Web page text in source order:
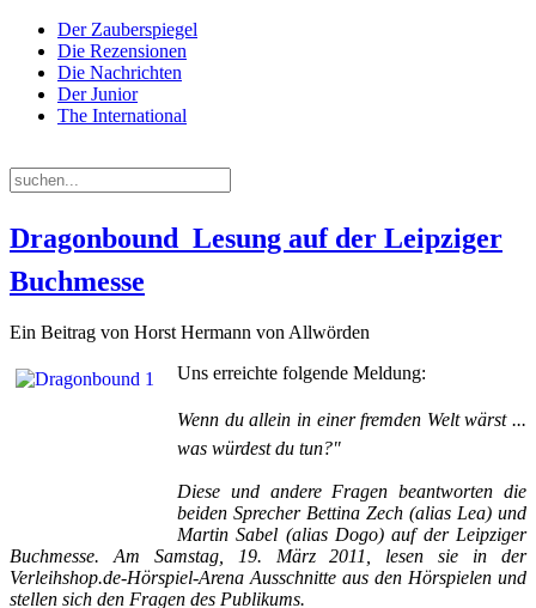
Der Zauberspiegel
Die Rezensionen
Die Nachrichten
Der Junior
The International
Dragonbound  Lesung auf der Leipziger
Buchmesse
Ein Beitrag von Horst Hermann von Allwörden
Uns erreichte folgende Meldung:
Wenn du allein in einer fremden Welt wärst ...
was würdest du tun?"
Diese und andere Fragen beantworten die
beiden Sprecher Bettina Zech (alias Lea) und
Martin Sabel (alias Dogo) auf der Leipziger
Buchmesse. Am Samstag, 19. März 2011, lesen sie in der
Verleihshop.de-Hörspiel-Arena Ausschnitte aus den Hörspielen und
stellen sich den Fragen des Publikums.